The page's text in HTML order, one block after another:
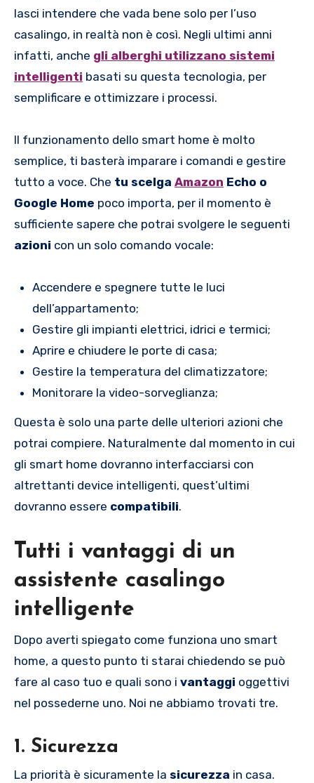
lasci intendere che vada bene solo per l’uso
casalingo, in realtà non è così. Negli ultimi anni
infatti, anche gli alberghi utilizzano sistemi
intelligenti basati su questa tecnologia, per
semplificare e ottimizzare i processi.
Il funzionamento dello smart home è molto
semplice, ti basterà imparare i comandi e gestire
tutto a voce. Che tu scelga Amazon Echo o
Google Home poco importa, per il momento è
sufficiente sapere che potrai svolgere le seguenti
azioni con un solo comando vocale:
Accendere e spegnere tutte le luci
dell’appartamento;
Gestire gli impianti elettrici, idrici e termici;
Aprire e chiudere le porte di casa;
Gestire la temperatura del climatizzatore;
Monitorare la video-sorveglianza;
Questa è solo una parte delle ulteriori azioni che
potrai compiere. Naturalmente dal momento in cui
gli smart home dovranno interfacciarsi con
altrettanti device intelligenti, quest’ultimi
dovranno essere compatibili.
Tutti i vantaggi di un
assistente casalingo
intelligente
Dopo averti spiegato come funziona uno smart
home, a questo punto ti starai chiedendo se può
fare al caso tuo e quali sono i vantaggi oggettivi
nel possederne uno. Noi ne abbiamo trovati tre.
1. Sicurezza
La priorità è sicuramente la sicurezza in casa.